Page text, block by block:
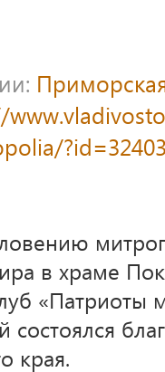
в храме
края.